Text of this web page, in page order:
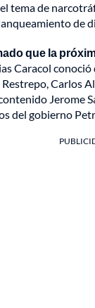
tema de
de
que la
Caracol
Carlos
del gobierno